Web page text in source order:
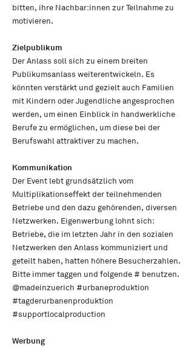
bitten, ihre Nachbar:innen zur Teilnahme zu
motivieren.
Zielpublikum
Der Anlass soll sich zu einem breiten
Publikumsanlass weiterentwickeln. Es
könnten verstärkt und gezielt auch Familien
mit Kindern oder Jugendliche angesprochen
werden, um einen Einblick in handwerkliche
Berufe zu ermöglichen, um diese bei der
Berufswahl attraktiver zu machen.
Kommunikation
Der Event lebt grundsätzlich vom
Multiplikationseffekt der teilnehmenden
Betriebe und den dazu gehörenden, diversen
Netzwerken. Eigenwerbung lohnt sich:
Betriebe, die im letzten Jahr in den sozialen
Netzwerken den Anlass kommuniziert und
geteilt haben, hatten höhere Besucherzahlen.
Bitte immer taggen und folgende # benutzen.
@madeinzuerich #urbaneproduktion
#tagderurbanenproduktion
#supportlocalproduction
Werbung